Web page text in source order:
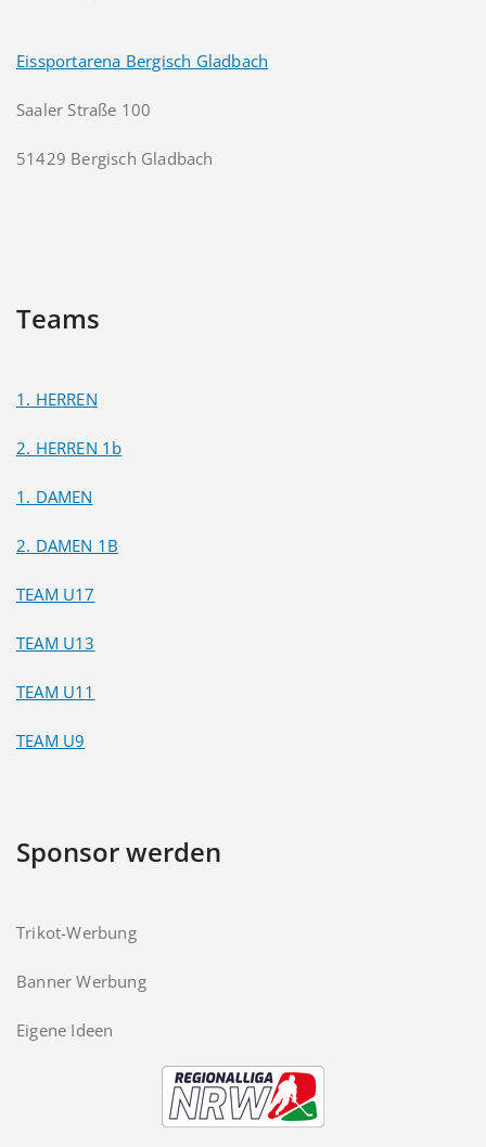
Eissportarena Bergisch Gladbach
Saaler Straße 100
51429 Bergisch Gladbach
Teams
1. HERREN
2. HERREN 1b
1. DAMEN
2. DAMEN 1B
TEAM U17
TEAM U13
TEAM U11
TEAM U9
Sponsor werden
Trikot-Werbung
Banner Werbung
Eigene Ideen